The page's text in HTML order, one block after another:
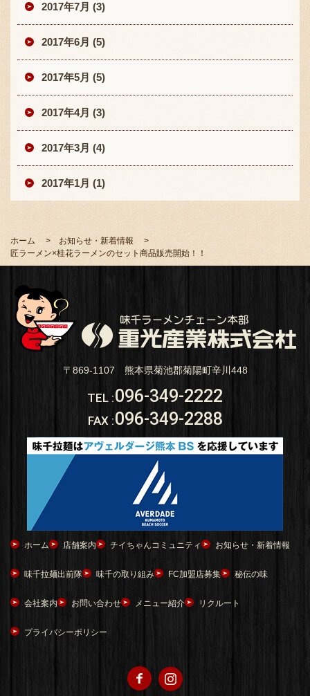
2017年7月 (3)
2017年6月 (5)
2017年5月 (5)
2017年4月 (3)
2017年3月 (4)
2017年1月 (1)
ホーム
お知らせ・新着情報
匠ラーメン×桂花ラーメンのセット商品販売開始！！
〒869-1107 熊本県菊池郡菊陽町辛川448
TEL :096-349-2222
FAX :096-349-2288
ホーム 店舗案内 チイちゃんコミュニティ お知らせ・新着情報
味千拉麺出前隊 味千の取り組み FC加盟店募集 秘伝の味
会社案内 お問い合わせ メニュー紹介 リクルート
プライバシーポリシー